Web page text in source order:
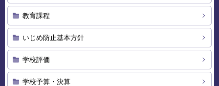
教育課程
いじめ防止基本方針
学校評価
学校予算・決算